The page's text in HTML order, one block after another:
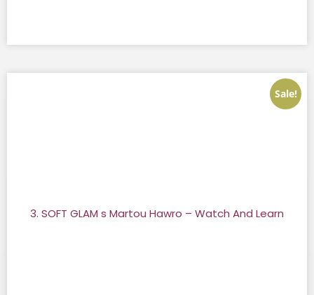
Sale!
3. SOFT GLAM s Martou Hawro – Watch And Learn